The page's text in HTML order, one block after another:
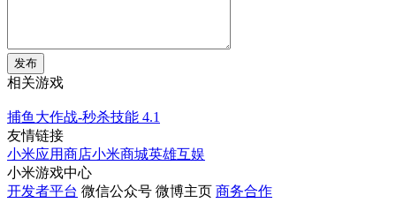
发布
相关游戏
捕鱼大作战-秒杀技能 4.1
友情链接
小米应用商店小米商城英雄互娱
小米游戏中心
开发者平台 微信公众号 微博主页 商务合作